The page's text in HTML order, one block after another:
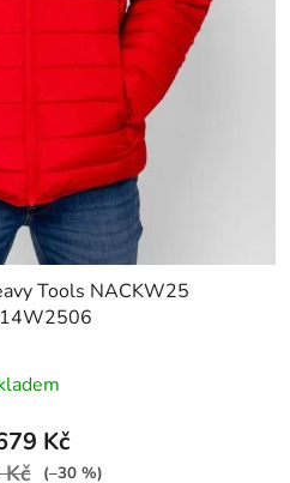
Tools NACKW25
Kč
(–30 %)